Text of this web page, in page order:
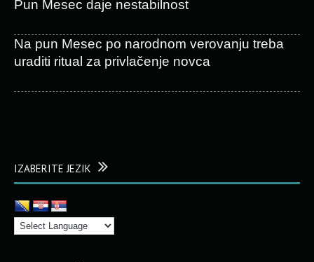
Pun Mesec daje nestabilnost
Na pun Mesec po narodnom verovanju treba
uraditi ritual za privlačenje novca
IZABERITE JEZIK